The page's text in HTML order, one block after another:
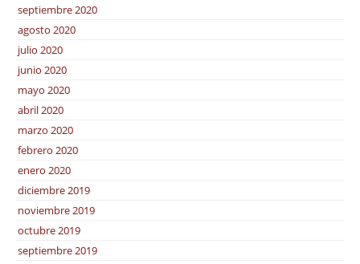
septiembre 2020
agosto 2020
julio 2020
junio 2020
mayo 2020
abril 2020
marzo 2020
febrero 2020
enero 2020
diciembre 2019
noviembre 2019
octubre 2019
septiembre 2019